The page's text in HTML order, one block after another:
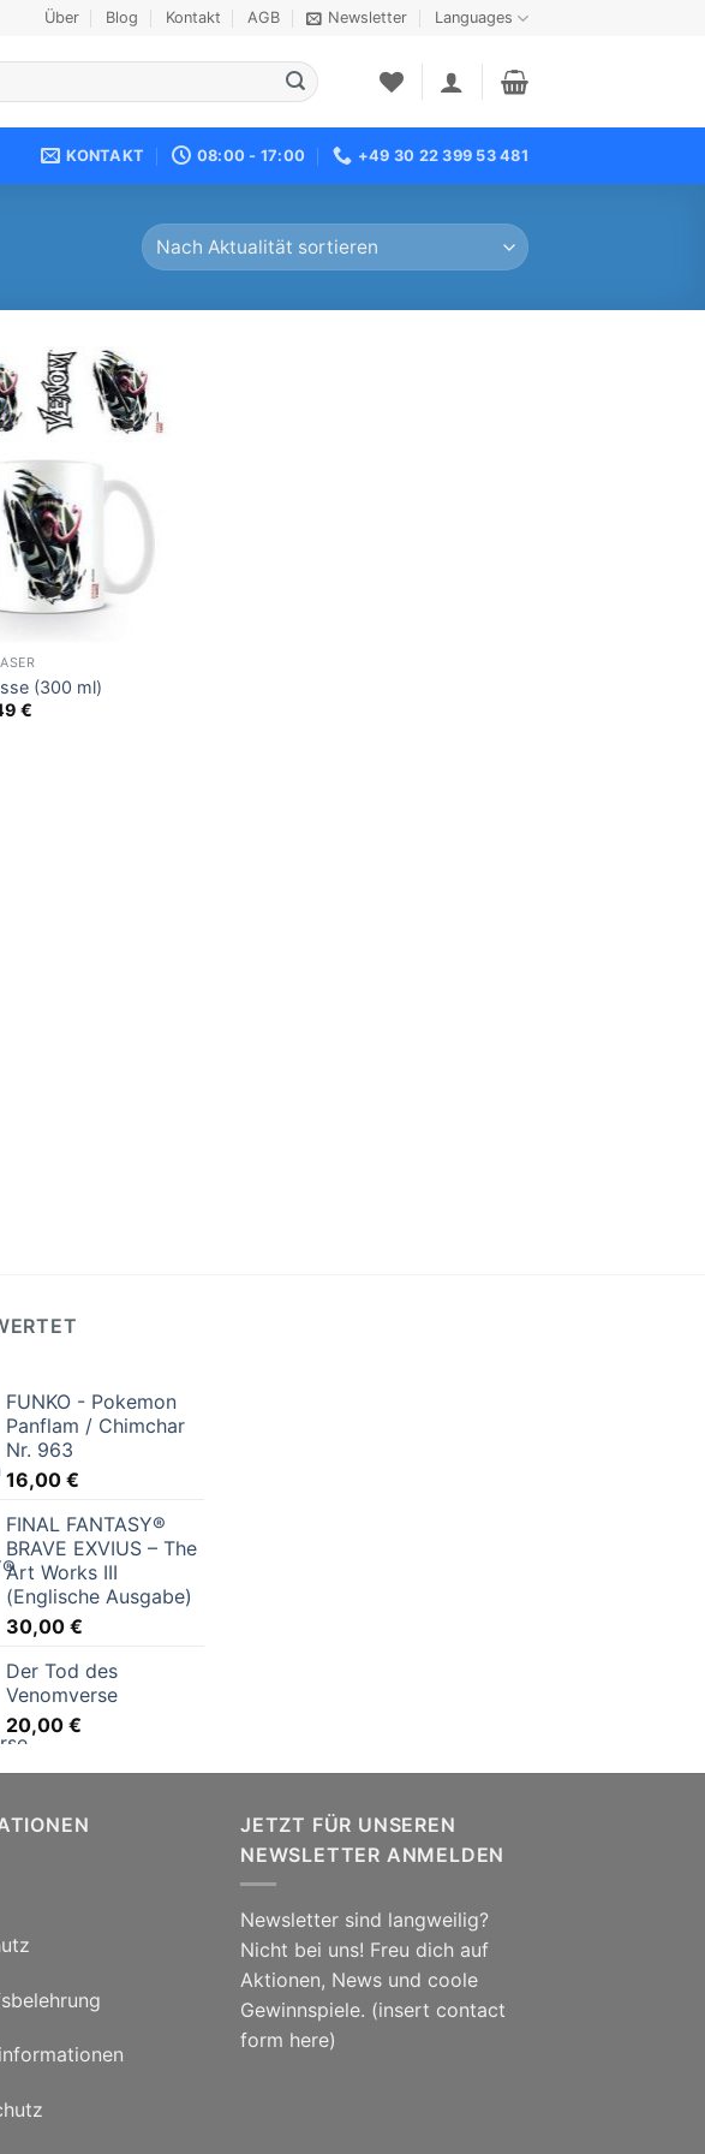
Über Blog Kontakt AGB Newsletter Languages
KONTAKT 08:00 - 17:00 +49 30 22 399 53 481
Add to
wishlist
(300 ml)
€Aktueller
FUNKO - Pokemon
Panflam / Chimchar
Nr. 963
16,00 €
FINAL FANTASY®
BRAVE EXVIUS – The
Art Works III
(Englische Ausgabe)
30,00 €
Der Tod des
Venomverse
20,00 €
JETZT FÜR UNSEREN
NEWSLETTER ANMELDEN
Newsletter sind langweilig?
Nicht bei uns! Freu dich auf
Aktionen, News und coole
Gewinnspiele. (insert contact
form here)